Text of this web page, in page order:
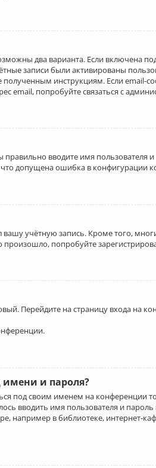
два варианта. Если включена
записи были активированы
инструкциям. Если
email, попробуйте связаться с
вводите имя
допущена ошибка в конфигурации
учётную запись. Кроме того,
попробуйте
Перейдите на страницу входа на
имени и пароля?
под своим именем на конференции
вводить имя пользователя и
в библиотеке, интернет-